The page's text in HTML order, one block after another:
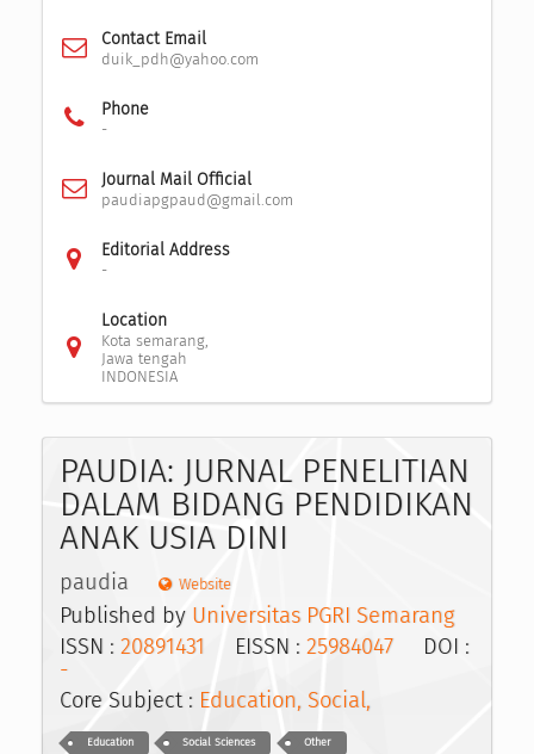
Contact Email
duik_pdh@yahoo.com
Phone
-
Journal Mail Official
paudiapgpaud@gmail.com
Editorial Address
-
Location
Kota semarang,
Jawa tengah
INDONESIA
PAUDIA: JURNAL PENELITIAN
DALAM BIDANG PENDIDIKAN
ANAK USIA DINI
paudia Website
Published by Universitas PGRI Semarang
ISSN : 20891431 EISSN : 25984047 DOI :
-
Core Subject : Education, Social,
Education Social Sciences Other